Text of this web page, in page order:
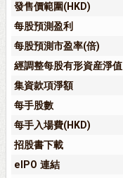
發售價範圍(HKD)
每股預測盈利
每股預測市盈率(倍)
經調整每股有形資産淨值
集資款項淨額
每手股數
每手入場費(HKD)
招股書下載
eIPO 連結